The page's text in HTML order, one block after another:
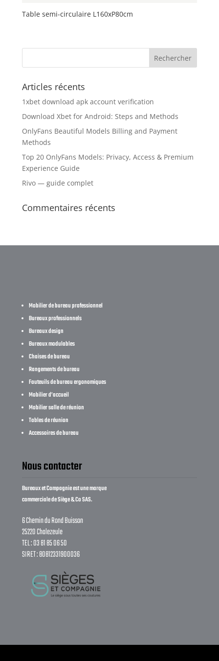
Table semi-circulaire L160xP80cm
Articles récents
1xbet download apk account verification
Download Xbet for Android: Steps and Methods
OnlyFans Beautiful Models Billing and Payment
Methods
Top 20 OnlyFans Models: Privacy, Access & Premium
Experience Guide
Rivo — guide complet
Commentaires récents
Mobilier de bureau professionnel
Bureaux professionnels
Bureaux design
Bureaux modulables
Chaises de bureau
Rangements de bureau
Fauteuils de bureau ergonomiques
Mobilier d’accueil
Mobilier salle de réunion
Tables de réunion
Accessoires de bureau
Nous contacter
Bureaux et Compagnie est une marque
commerciale de Siège & Co SAS.
6 Chemin du Rond Buisson
25220 Chalezeule
TEL : 03 81 85 06 50
SIRET : 80812331900036